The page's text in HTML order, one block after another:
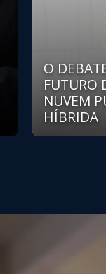
O
FUTURO
NUVEM
HÍBRIDA